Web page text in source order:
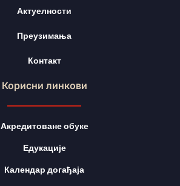
Актуелности
Преузимања
Контакт
Корисни линкови
Акредитоване обуке
Едукације
Календар догађаја